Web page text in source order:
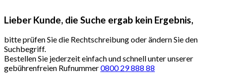
Lieber Kunde, die Suche ergab kein Ergebnis,
bitte prüfen Sie die Rechtschreibung oder ändern Sie den
Suchbegriff.
Bestellen Sie jederzeit einfach und schnell unter unserer
gebührenfreien Rufnummer0800 29 888 88